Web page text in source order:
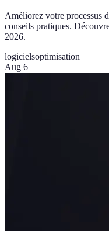
Améliorez votre processus
conseils pratiques.
2026.
logicielsoptimisation
Aug 6